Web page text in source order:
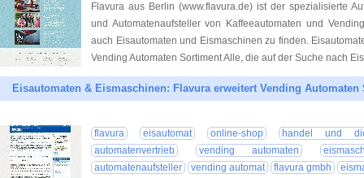
Flavura aus Berlin (www.flavura.de) ist der spezialisierte
und Automatenaufsteller von Kaffeeautomaten und
auch Eisautomaten und Eismaschinen zu finden.
Vending Automaten Sortiment Alle, die auf der Suche nach
Eisautomaten & Eismaschinen: Flavura erweitert Vending Automaten
flavura eisautomat online-shop
handel und
automatenvertrieb
vending automaten
automatenaufsteller
vending automat flavura gmbh